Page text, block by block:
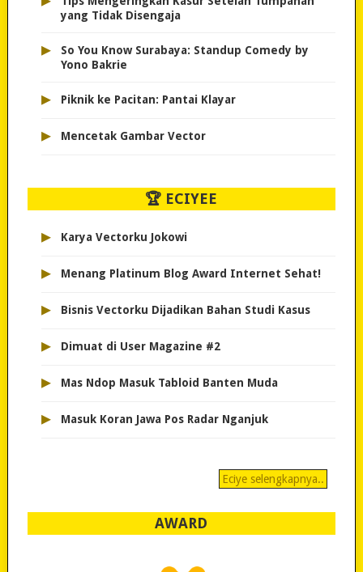
yang Tidak Disengaja
▸
So You Know Surabaya: Standup Comedy by
Yono Bakrie
▸ Piknik ke Pacitan: Pantai Klayar
▸ Mencetak Gambar Vector
🏆 ECIYEE
▸ Karya Vectorku Jokowi
▸ Menang Platinum Blog Award Internet Sehat!
▸ Bisnis Vectorku Dijadikan Bahan Studi Kasus
▸ Dimuat di User Magazine #2
▸ Mas Ndop Masuk Tabloid Banten Muda
▸ Masuk Koran Jawa Pos Radar Nganjuk
Eciye selengkapnya..
AWARD